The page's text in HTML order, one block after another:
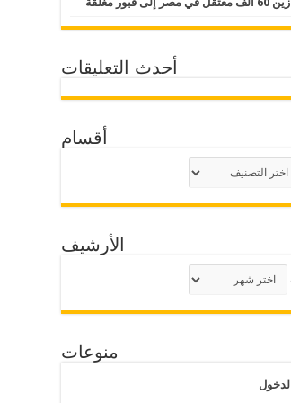
أحدث التعليقات
أقسام
الأرشيف
منوعات